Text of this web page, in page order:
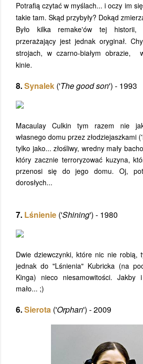
Potrafią czytać w myślach... i oczy im
takie tam. Skąd przybyły? Dokąd
Było kilka remake'ów tej historii,
przerażający jest jednak oryginał.
strojach, w czarno-białym obrazie,
kinie.
8.Synalek ('The good son') - 1993
Macaulay Culkin tym razem nie
własnego domu przez złodziejaszkami
tylko jako... złośliwy, wredny mały
który zacznie terroryzować kuzyna,
przenosi się do jego domu. Oj,
dorosłych...
7. Lśnienie ('Shining') - 1980
Dwie dziewczynki, które nic nie robią,
jednak do "Lśnienia" Kubricka (na
Kinga) nieco niesamowitości.
mało... ;)
6.Sierota ('Orphan') - 2009